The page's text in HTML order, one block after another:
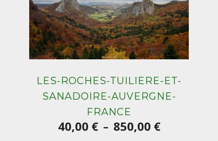
LES-ROCHES-TUILIERE-ET-
SANADOIRE-AUVERGNE-
FRANCE
40,00 € – 850,00 €Plage